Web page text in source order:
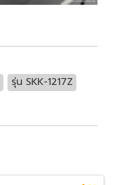
รุ่น SKK-1217Z